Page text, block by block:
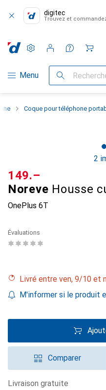
digitec
Trouvez et
Navigation par catégorie
Menu Recherche
Paramètres
Compte client
Listes de comparaison
Listes d'envies
Panier
Coque pour téléphone
2
Noreve Housse
OnePlus 6T
CHF
149.–
Évaluations
Livré entre ven, 9/10 et
M'informer si le produit
Comparer
livraison gratuite